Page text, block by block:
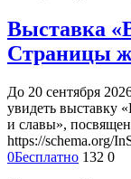
Выставка
Страницы
До 20 сентября
увидеть выставку
и славы»,
https://schema.org/
0Бесплатно 132 0